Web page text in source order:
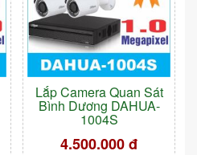
Lắp Camera Quan Sát
Bình Dương DAHUA-
1004S
4.500.000 đ